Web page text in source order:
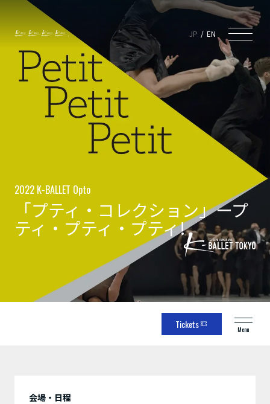
JP EN
2022 K-BALLET Opto
「プティ・コレクション」ープ
ティ・プティ・プティ!
Tickets Menu
会場・日程